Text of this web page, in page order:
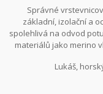
k vrcholu se však
přechodem do
umožní snadno přidat
nesmírně
Správné
základní, izolační a
spolehlivá na odvod
materiálů jako merino
mikina, pomáhá
Lukáš,